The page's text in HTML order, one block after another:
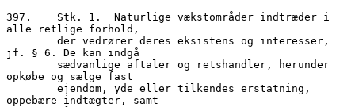
397.	Stk. 1.  Naturlige vækstområder indtræder i
alle retlige forhold,
jf. § 6. De kan indgå
opkøbe og sælge fast
oppebære indtægter, samt